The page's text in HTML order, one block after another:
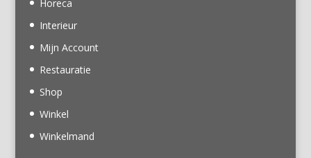
Horeca
Interieur
Mijn Account
Restauratie
Shop
Winkel
Winkelmand